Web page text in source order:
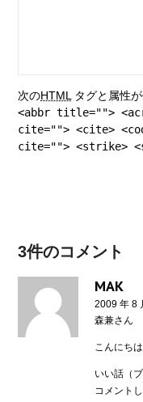
次のHTML タグと属性
<abbr title="">
cite=""> <cite>
cite=""> <strike>
3件のコメント
MAK
2009 年 8
森兼さん
こんにちは
いい話（
コメント